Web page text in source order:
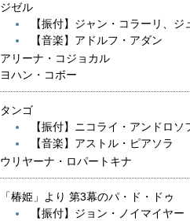
ジゼル
【振付】ジャン・コラーリ、
【音楽】アドルフ・アダン
アリーナ・コジョカル
ヨハン・コボー
タンゴ
【振付】ニコライ・アンドロソ
【音楽】アストル・ピアソラ
ウリヤーナ・ロパートキナ
「椿姫」より 第3幕のパ・ド・ド
【振付】ジョン・ノイマイヤー